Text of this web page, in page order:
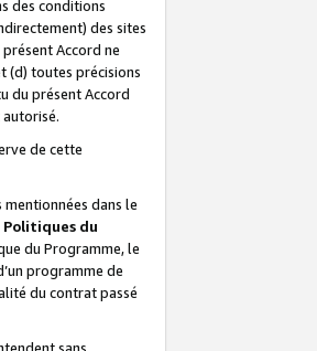
des conditions
des sites
Accord ne
(d) toutes précisions
du présent Accord
de cette
dans le
Politiques du
du Programme, le
programme de
du contrat passé